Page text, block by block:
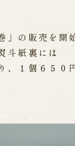
の販売を開
斗紙裏には
１個６５０